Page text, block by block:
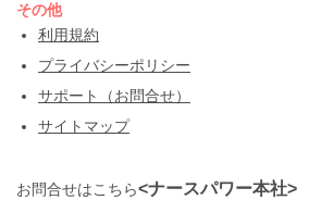
その他
利用規約
プライバシーポリシー
サポート（お問合せ）
サイトマップ
お問合せはこちら<ナースパワー本社>